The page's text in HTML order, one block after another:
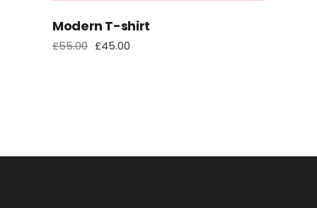
Modern T-shirt
£55.00 £45.00